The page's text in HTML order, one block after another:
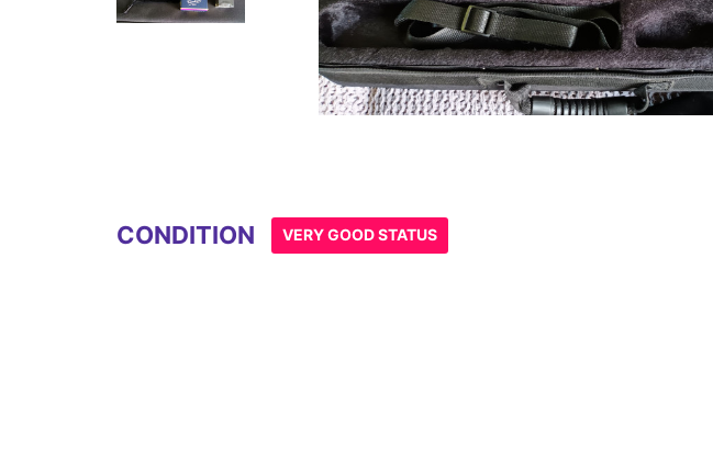
CONDITION VERY GOOD STATUS